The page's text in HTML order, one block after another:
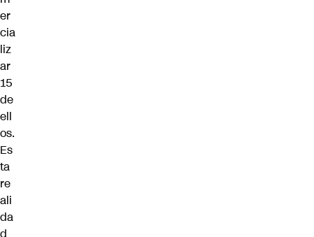
er
cia
liz
ar
15
de
ell
os.
Es
ta
re
ali
da
d